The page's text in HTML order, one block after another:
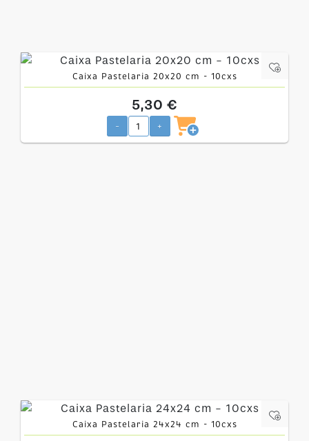
Caixa Pastelaria 20x20 cm - 10cxs
5,30 €
- +
Caixa Pastelaria 24x24 cm - 10cxs